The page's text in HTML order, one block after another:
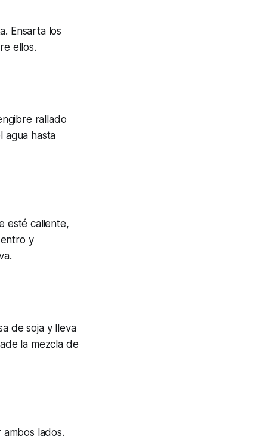
Ensarta los
ellos.
rallado
agua hasta
esté caliente,
y
de soja y lleva
la mezcla de
lados.